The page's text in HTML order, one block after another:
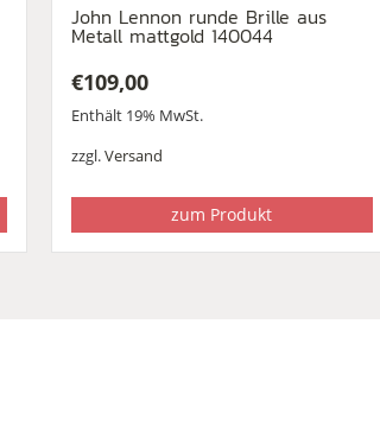
John Lennon runde Brille aus
Metall mattgold 140044
€109,00
Enthält 19% MwSt.
zzgl.Versand
zum Produkt